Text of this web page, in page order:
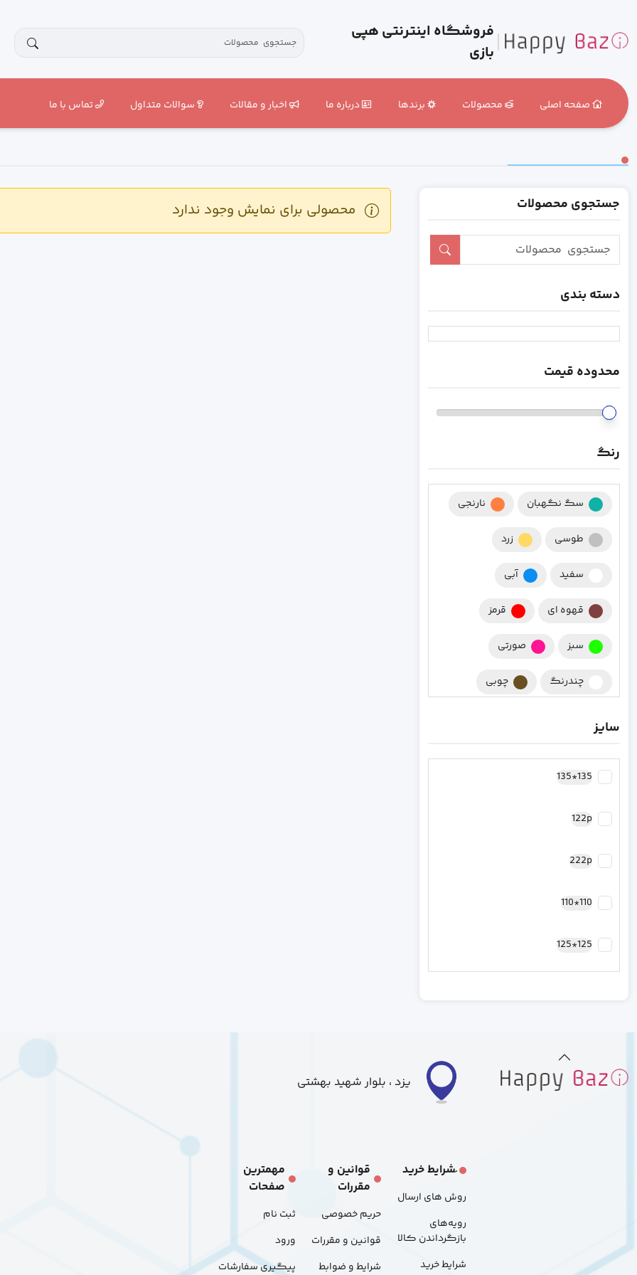
فروشگاه اینترنتی هپی
بازی
صفحه اصلی محصولات برندها درباره ما اخبار و مقالات سوالات متداول تماس با ما
جستجوی محصولات
دسته بندی
محدوده قیمت
رنگ
سگ نگهبان نارنجی
طوسی زرد
سفید آبی
قهوه ای قرمز
سبز صورتی
چندرنگ چوبی
نقره ای
رزگلد مسی
طلایی
سایز
135*135
122p
222p
110*110
125*125
کوچک
محصولی برای نمایش وجود ندارد
یزد ، بلوار شهید بهشتی
َشرایط خرید
روش های ارسال
رویه‌های
بازگرداندن کالا
شرایط خرید
قوانین و
مقررات
حریم خصوصی
قوانین و مقررات
شرایط و ضوابط
مهمترین
صفحات
ثبت نام
ورود
پیگیری سفارشات